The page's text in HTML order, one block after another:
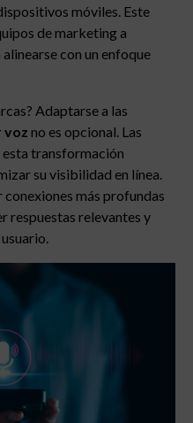
móviles. Este
de marketing a
con un enfoque
Adaptarse a las
voz no es opcional. Las
esta transformación
su visibilidad en línea.
conexiones más profundas
respuestas relevantes y